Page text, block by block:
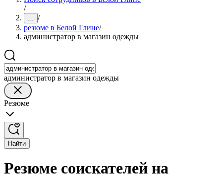
/
... /
резюме в Белой Глине/
администратор в магазин одежды
администратор в магазин одежды
Резюме
Найти
Резюме соискателей на